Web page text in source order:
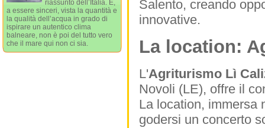
Salento, creando
innovative.
La location:
L'Agriturismo Lì
Novoli (LE), offre il
La location, immersa
godersi un concerto
riassunto dell’Italia. E,
a essere sinceri, vista la quantità e
la qualità dell’acqua in grado di
ispirare un autentico clima
balneare, non è poi del tutto vero
che il mare qui non ci sia.